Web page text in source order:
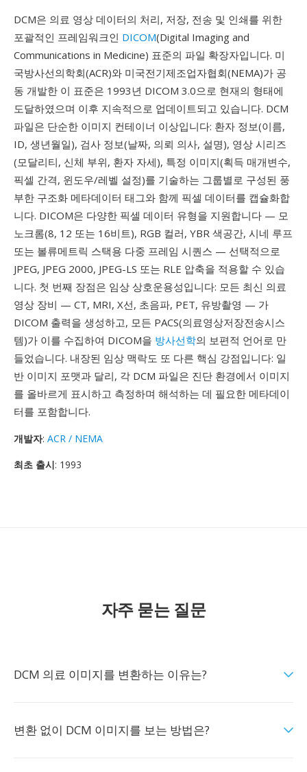
DCM은 의료 영상 데이터의 처리, 저장, 전송 및 인쇄를 위한
포괄적인 프레임워크인 DICOM(Digital Imaging and
Communications in Medicine) 표준의 파일 확장자입니다. 미
국방사선의학회(ACR)와 미국전기제조업자협회(NEMA)가 공
동 개발한 이 표준은 1993년 DICOM 3.0으로 현재의 형태에
도달하였으며 이후 지속적으로 업데이트되고 있습니다. DCM
파일은 단순한 이미지 컨테이너 이상입니다: 환자 정보(이름,
ID, 생년월일), 검사 정보(날짜, 의뢰 의사, 설명), 영상 시리즈
(모달리티, 신체 부위, 환자 자세), 특정 이미지(획득 매개변수,
픽셀 간격, 윈도우/레벨 설정)를 기술하는 그룹별로 구성된 풍
부한 구조화 메타데이터 태그와 함께 픽셀 데이터를 캡슐화합
니다. DICOM은 다양한 픽셀 데이터 유형을 지원합니다 — 모
노크롬(8, 12 또는 16비트), RGB 컬러, YBR 색공간, 시네 루프
또는 볼류메트릭 스택용 다중 프레임 시퀀스 — 선택적으로
JPEG, JPEG 2000, JPEG-LS 또는 RLE 압축을 적용할 수 있습
니다. 첫 번째 장점은 임상 상호운용성입니다: 모든 최신 의료
영상 장비 — CT, MRI, X선, 초음파, PET, 유방촬영 — 가
DICOM 출력을 생성하고, 모든 PACS(의료영상저장전송시스
템)가 이를 수집하여 DICOM을 방사선학의 보편적 언어로 만
들었습니다. 내장된 임상 맥락도 또 다른 핵심 강점입니다: 일
반 이미지 포맷과 달리, 각 DCM 파일은 진단 환경에서 이미지
를 올바르게 표시하고 측정하며 해석하는 데 필요한 메타데이
터를 포함합니다.
개발자: ACR / NEMA
최초 출시: 1993
자주 묻는 질문
DCM 의료 이미지를 변환하는 이유는?
변환 없이 DCM 이미지를 보는 방법은?